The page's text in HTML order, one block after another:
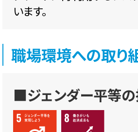
います。
職場環境への取り
■ジェンダー平等